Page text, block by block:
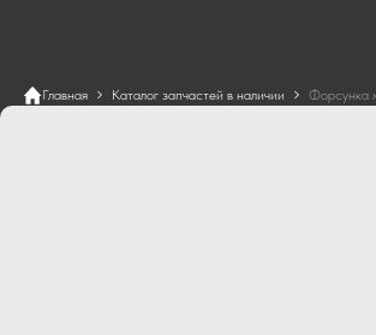
Главная Каталог запчастей в наличии